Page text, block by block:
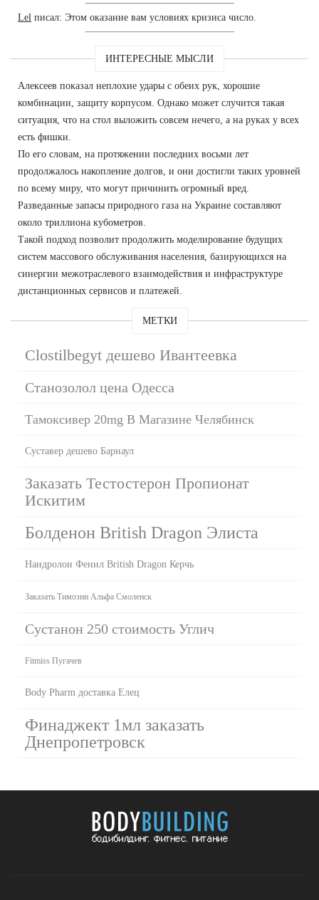
Lel писал: Этом оказание вам условиях кризиса число.
ИНТЕРЕСНЫЕ МЫСЛИ
Алексеев показал неплохие удары с обеих рук, хорошие
комбинации, защиту корпусом. Однако может случится такая
ситуация, что на стол выложить совсем нечего, а на руках у всех
есть фишки.
По его словам, на протяжении последних восьми лет
продолжалось накопление долгов, и они достигли таких уровней
по всему миру, что могут причинить огромный вред.
Разведанные запасы природного газа на Украине составляют
около триллиона кубометров.
Такой подход позволит продолжить моделирование будущих
систем массового обслуживания населения, базирующихся на
синергии межотраслевого взаимодействия и инфраструктуре
дистанционных сервисов и платежей.
МЕТКИ
Clostilbegyt дешево Ивантеевка
Станозолол цена Одесса
Тамоксивер 20mg В Магазине Челябинск
Суставер дешево Барнаул
Заказать Тестостерон Пропионат
Искитим
Болденон British Dragon Элиста
Нандролон Фенил British Dragon Керчь
Заказать Tимозин Альфа Смоленск
Сустанон 250 стоимость Углич
Fitmiss Пугачев
Body Pharm доставка Елец
Финаджект 1мл заказать
Днепропетровск